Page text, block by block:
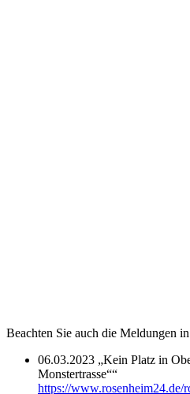
Beachten Sie auch die Meldungen
06.03.2023 „Kein Platz in
Monstertrasse““
https://www.rosenheim24.de/